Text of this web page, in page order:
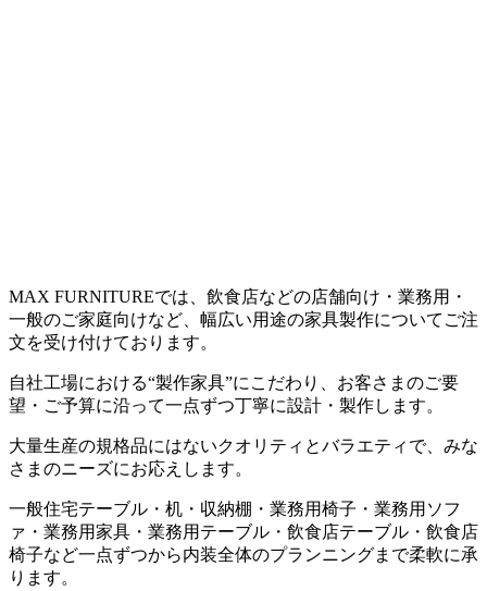
MAX FURNITUREでは、飲食店などの店舗向け・業務用・
一般のご家庭向けなど、幅広い用途の家具製作についてご注
文を受け付けております。
自社工場における“製作家具”にこだわり、お客さまのご要
望・ご予算に沿って一点ずつ丁寧に設計・製作します。
大量生産の規格品にはないクオリティとバラエティで、みな
さまのニーズにお応えします。
一般住宅テーブル・机・収納棚・業務用椅子・業務用ソフ
ァ・業務用家具・業務用テーブル・飲食店テーブル・飲食店
椅子など一点ずつから内装全体のプランニングまで柔軟に承
ります。